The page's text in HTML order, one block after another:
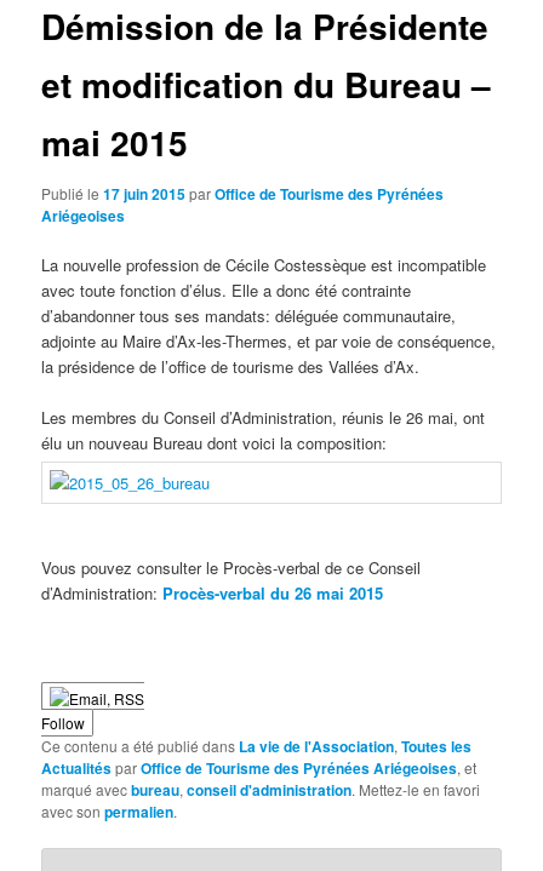
Démission de la Présidente
et modification du Bureau –
mai 2015
Publié le17 juin 2015parOffice de Tourisme des Pyrénées
Ariégeoises
La nouvelle profession de Cécile Costessèque est incompatible
avec toute fonction d’élus. Elle a donc été contrainte
d’abandonner tous ses mandats: déléguée communautaire,
adjointe au Maire d’Ax-les-Thermes, et par voie de conséquence,
la présidence de l’office de tourisme des Vallées d’Ax.
Les membres du Conseil d’Administration, réunis le 26 mai, ont
élu un nouveau Bureau dont voici la composition:
Vous pouvez consulter le Procès-verbal de ce Conseil
d’Administration: Procès-verbal du 26 mai 2015
Follow
Ce contenu a été publié dans La vie de l'Association,Toutes les
ActualitésparOffice de Tourisme des Pyrénées Ariégeoises, et
marqué avecbureau,conseil d'administration. Mettez-le en favori
avec sonpermalien.